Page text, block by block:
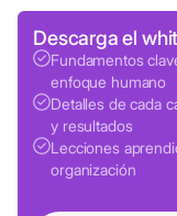
Descarga el
Fundamentos
enfoque humano
Detalles de cada
y resultados
Lecciones
organización